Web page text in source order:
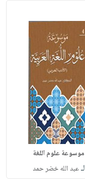
موسوعة علوم اللغة
لـعبد الله خضر حمد